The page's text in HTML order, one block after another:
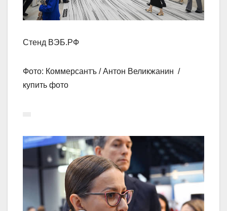
Стенд ВЭБ.РФ
Фото: Коммерсантъ / Антон Великжанин /
купить фото